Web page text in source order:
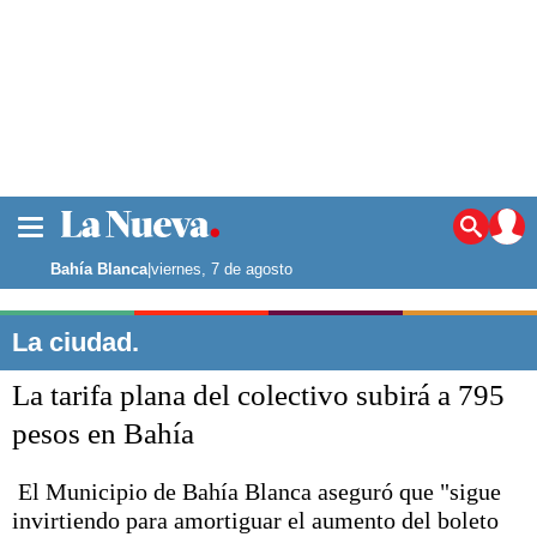
Noticias
La ciudad
Punta Alta
El mundo
Deportes
Escenario Olímpico
Liga del Sur
Bahía Blanca|viernes, 7 de agosto
La ciudad.
La tarifa plana del colectivo subirá a 795
pesos en Bahía
El Municipio de Bahía Blanca aseguró que "sigue
invirtiendo para amortiguar el aumento del boleto